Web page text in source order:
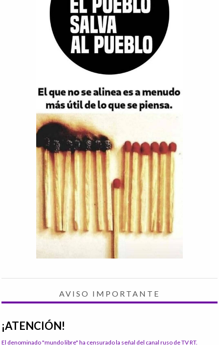
AVISO IMPORTANTE
¡ATENCIÓN!
El denominado "mundo libre" ha censurado la señal del canal ruso de TV RT.